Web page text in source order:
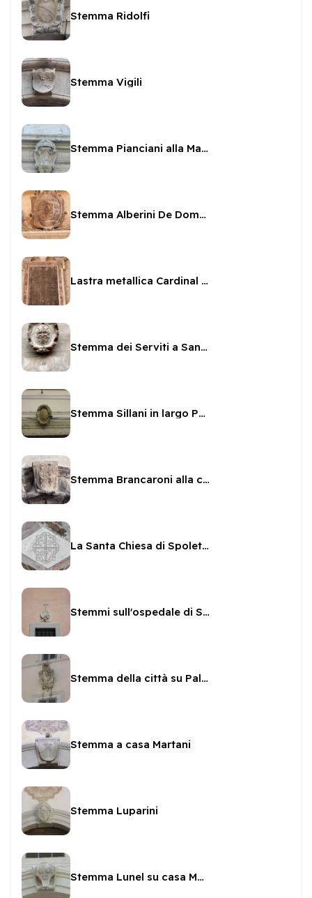
Stemma Ridolfi
Stemma Vigili
Stemma Pianciani alla Madonna di Loreto
Stemma Alberini De Domo della Genga
Lastra metallica Cardinal Facchinetti
Stemma dei Serviti a Santa Maria delle Grazie
Stemma Sillani in largo Possenti
Stemma Brancaroni alla casa romana
La Santa Chiesa di Spoleto e Norcia
Stemmi sull'ospedale di San Carlo
Stemma della città su Palazzo Toni
Stemma a casa Martani
Stemma Luparini
Stemma Lunel su casa Morichelli